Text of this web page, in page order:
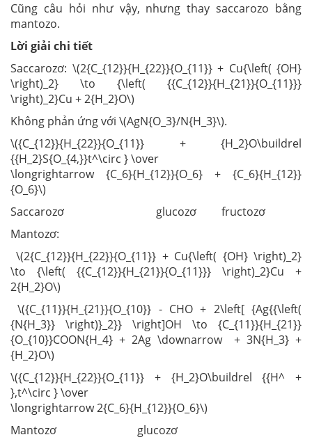
Cũng câu hỏi như vậy, nhưng thay saccarozo bằng
mantozo.
Lời giải chi tiết
Saccarozơ: \(2{C_{12}}{H_{22}}{O_{11}} + Cu{\left( {OH}
\right)_2} \to {\left( {{C_{12}}{H_{21}}{O_{11}}}
\right)_2}Cu + 2{H_2}O\)
Không phản ứng với \(AgN{O_3}/N{H_3}\).
\({C_{12}}{H_{22}}{O_{11}} + {H_2}O\buildrel
{{H_2}S{O_{4,}}t^\circ } \over
\longrightarrow {C_6}{H_{12}}{O_6} + {C_6}{H_{12}}
{O_6}\)
Saccarozơ glucozơ fructozơ
Mantozơ:
\(2{C_{12}}{H_{22}}{O_{11}} + Cu{\left( {OH} \right)_2}
\to {\left( {{C_{12}}{H_{21}}{O_{11}}} \right)_2}Cu +
2{H_2}O\)
\({C_{11}}{H_{21}}{O_{10}} - CHO + 2\left[ {Ag{{\left(
{N{H_3}} \right)}_2}} \right]OH \to {C_{11}}{H_{21}}
{O_{10}}COON{H_4} + 2Ag \downarrow + 3N{H_3} +
{H_2}O\)
\({C_{12}}{H_{22}}{O_{11}} + {H_2}O\buildrel {{H^ +
},t^\circ } \over
\longrightarrow 2{C_6}{H_{12}}{O_6}\)
Mantozơ glucozơ